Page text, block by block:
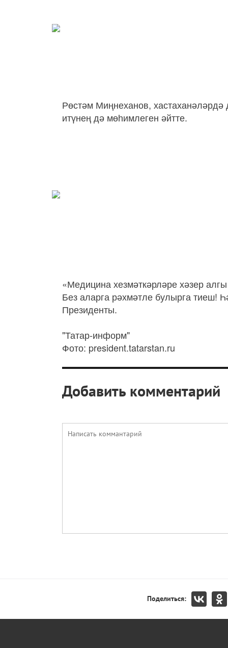
Рөстәм Миңнеханов,
итүнең дә мөһимлеген әйтте.
«Медицина хезмәткәрләре хәзер
Без аларга рәхмәтле булырга тиеш!
Президенты.
"Татар-информ"
Фото: president.tatarstan.ru
Добавить комментарий
Поделиться: